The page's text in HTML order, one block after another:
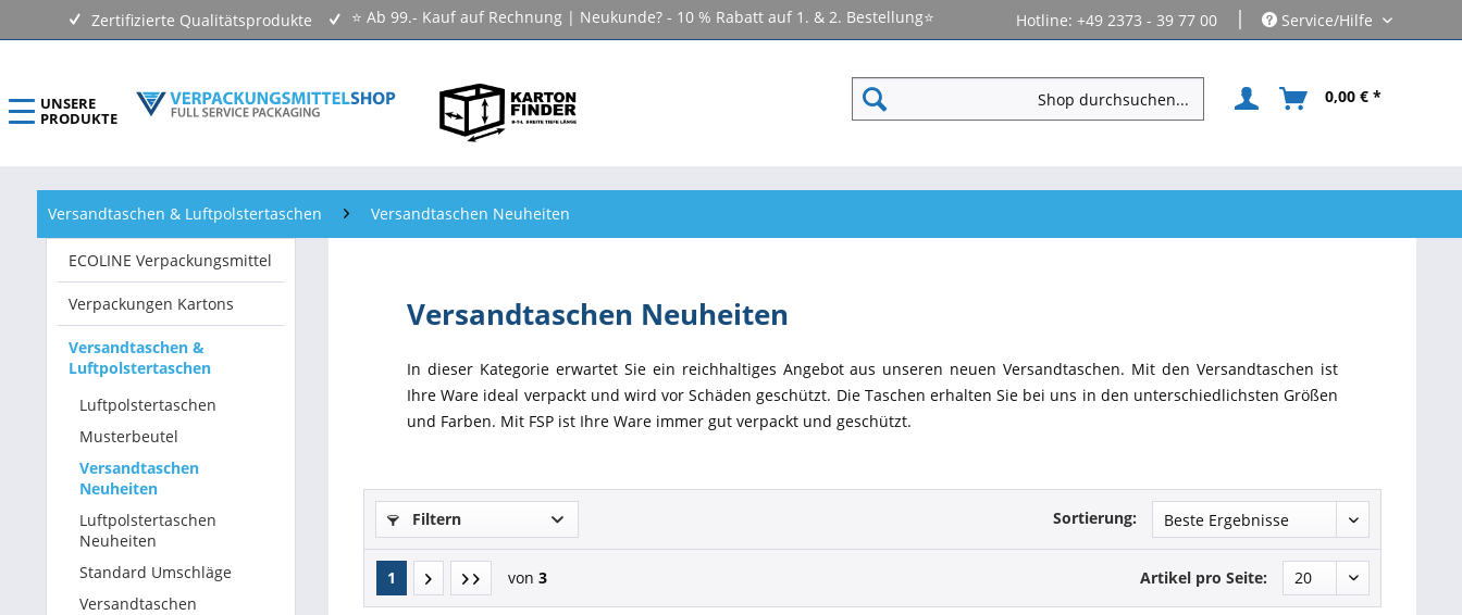
Zertifizierte Qualitätsprodukte ⭐ Ab 99.- Kauf auf Rechnung | Neukunde? - 10 % Rabatt auf 1. & 2. Bestellung⭐ Hotline: +49 2373 - 39 77 00 | Service/Hilfe
UNSERE
PRODUKTE
0,00 € *
ECOLINE Verpackungsmittel
Verpackungen Kartons
Versandtaschen & Luftpolstertaschen
Klebebänder & Verschlussmittel
Beutel & Folien
Verpackungsmaterial & Verpackungsmittel
Betriebsausstattung & Lagerausstattung
Tragetaschen & Geschenkverpackungen
Versandtaschen & Luftpolstertaschen Versandtaschen Neuheiten
ECOLINE Verpackungsmittel
Verpackungen Kartons
Versandtaschen &
Luftpolstertaschen
Luftpolstertaschen
Musterbeutel
Versandtaschen
Neuheiten
Luftpolstertaschen
Neuheiten
Standard Umschläge
Versandtaschen
Versandtaschen Neuheiten
In dieser Kategorie erwartet Sie ein reichhaltiges Angebot aus unseren neuen Versandtaschen. Mit den Versandtaschen ist
Ihre Ware ideal verpackt und wird vor Schäden geschützt. Die Taschen erhalten Sie bei uns in den unterschiedlichsten Größen
und Farben. Mit FSP ist Ihre Ware immer gut verpackt und geschützt.
Filtern Sortierung:
1 von 3 Artikel pro Seite: